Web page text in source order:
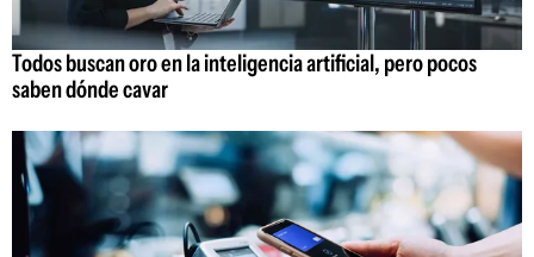
Todos buscan oro en la inteligencia artificial, pero pocos
saben dónde cavar